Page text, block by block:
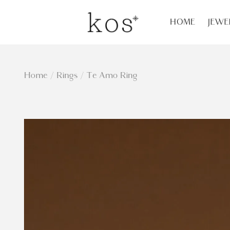
HOME
Home / Rings / Te Amo Ring